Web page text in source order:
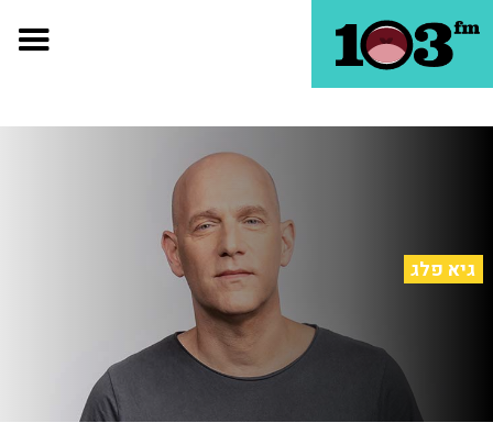
גיא פלג